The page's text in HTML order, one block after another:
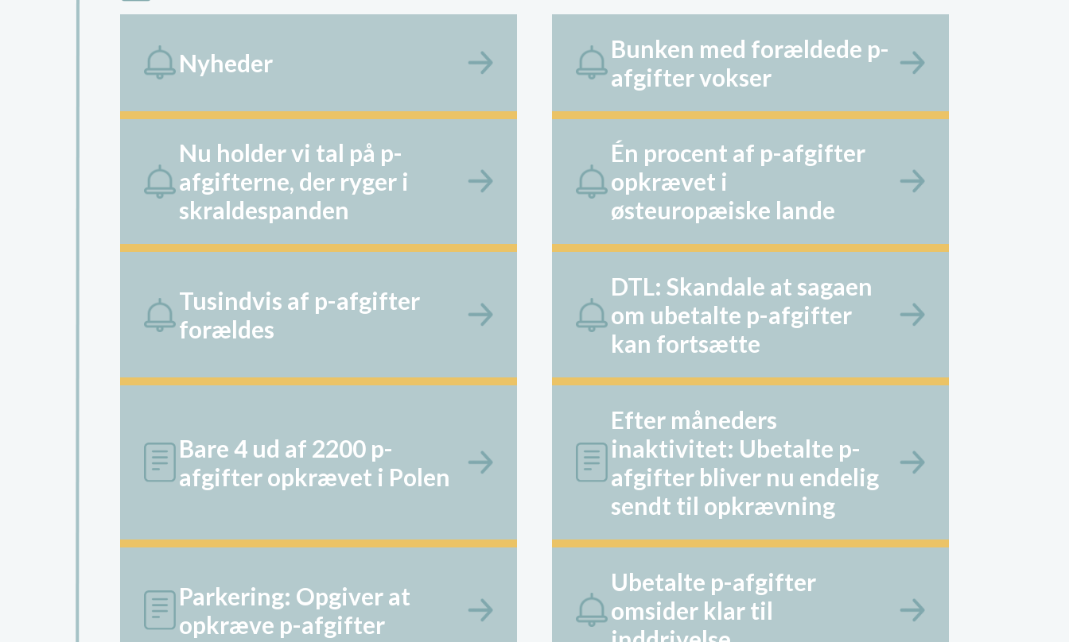
Nyheder
Bunken med forældede p-
afgifter vokser
Nu holder vi tal på p-
afgifterne, der ryger i
skraldespanden
Én procent af p-afgifter
opkrævet i
østeuropæiske lande
Tusindvis af p-afgifter
forældes
DTL: Skandale at sagaen
om ubetalte p-afgifter
kan fortsætte
Bare 4 ud af 2200 p-
afgifter opkrævet i Polen
Efter måneders
inaktivitet: Ubetalte p-
afgifter bliver nu endelig
sendt til opkrævning
Parkering: Opgiver at
opkræve p-afgifter
Ubetalte p-afgifter
omsider klar til